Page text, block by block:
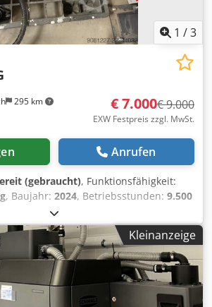
1 /3
295 km € 7.000€ 9.000
EXW Festpreis zzgl. MwSt.
Anrufen
(gebraucht), Funktionsfähigkeit:
, Baujahr: 2024, Betriebsstunden: 9.500
Printer – schwarz & weiß – ca. 2
stehen zwei Keyence MK-G Inkjet
Verfügbar sind: Csdezh I Aaepfx
Drucker 1× weißer Drucker Beide
alt, voll funktionsfähig und
guten, gepflegten Zustand. Die
im Einsatz und können prompt
Kleinanzeige